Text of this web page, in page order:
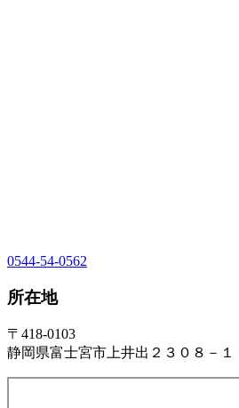
0544-54-0562
所在地
〒418-0103
静岡県富士宮市上井出２３０８－１